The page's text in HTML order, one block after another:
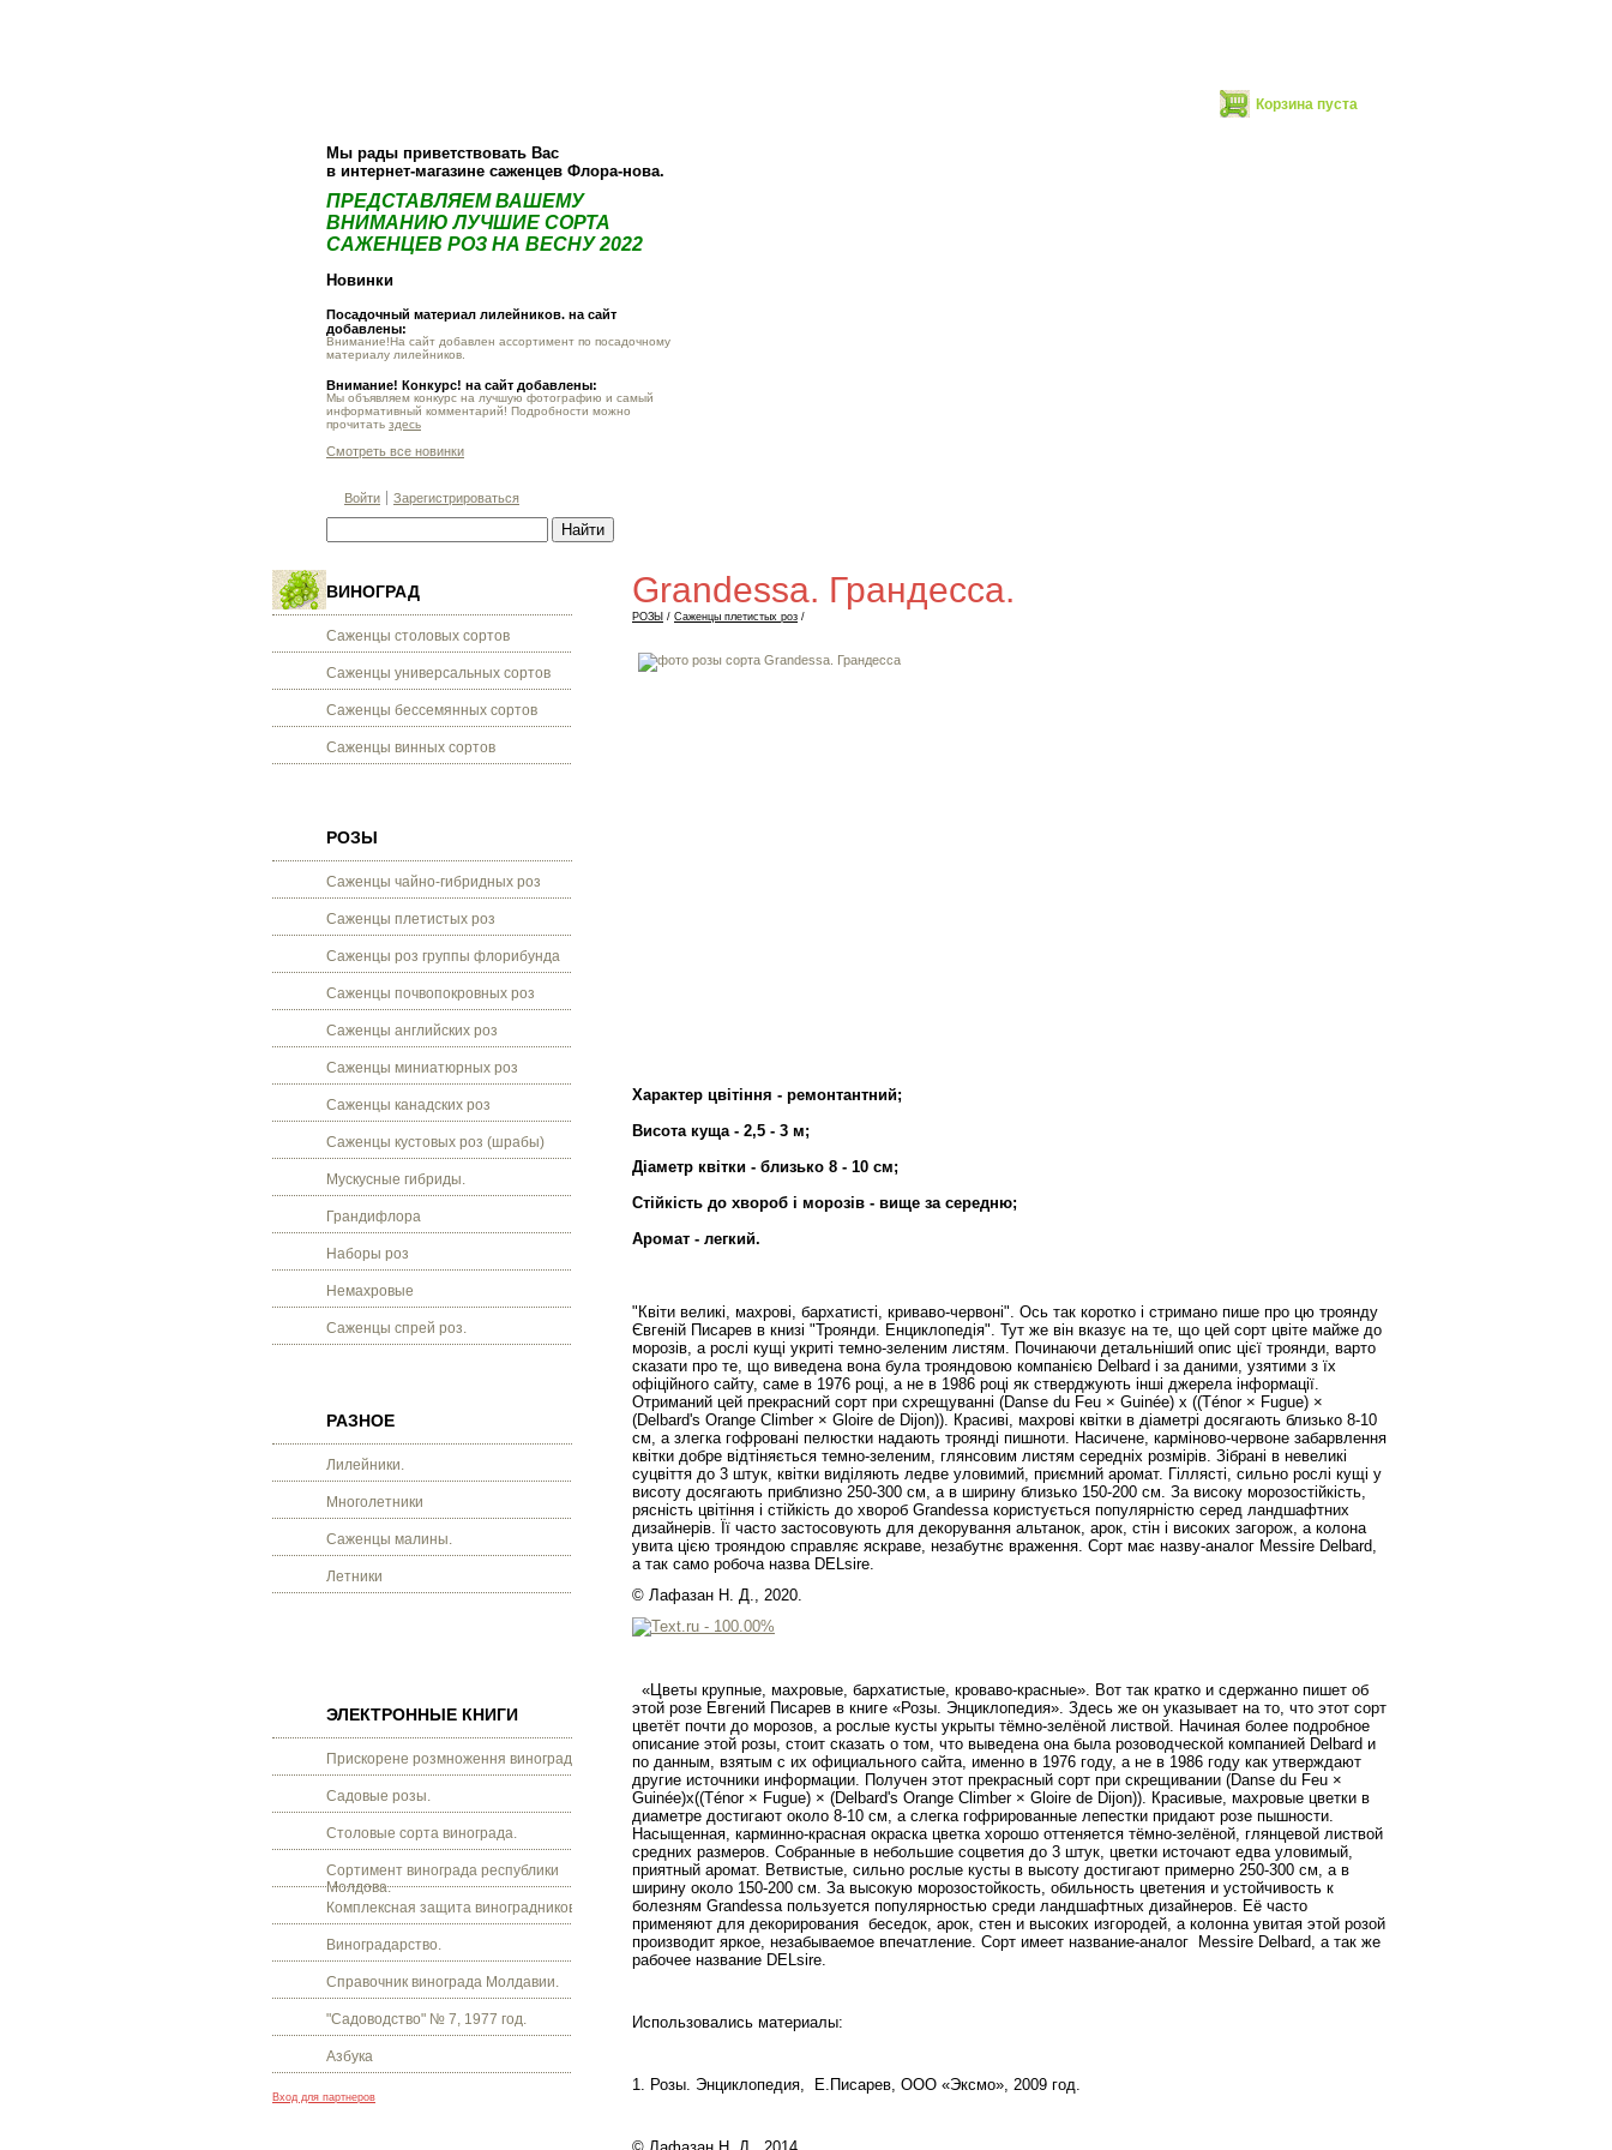
Корзина пуста
Мы рады приветствовать Вас
в интернет-магазине саженцев Флора-нова.
ПРЕДСТАВЛЯЕМ ВАШЕМУ
ВНИМАНИЮ ЛУЧШИЕ СОРТА
САЖЕНЦЕВ РОЗ НА ВЕСНУ 2022
Новинки
Посадочный материал лилейников. на сайт
добавлены:
Внимание!На сайт добавлен ассортимент по посадочному
материалу лилейников.
Внимание! Конкурс! на сайт добавлены:
Мы объявляем конкурс на лучшую фотографию и самый
информативный комментарий! Подробности можно
прочитать здесь
Смотреть все новинки
Войти Зарегистрироваться
ВИНОГРАД
Саженцы столовых сортов
Саженцы универсальных сортов
Саженцы бессемянных сортов
Саженцы винных сортов
РОЗЫ
Саженцы чайно-гибридных роз
Саженцы плетистых роз
Саженцы роз группы флорибунда
Саженцы почвопокровных роз
Саженцы английских роз
Саженцы миниатюрных роз
Саженцы канадских роз
Саженцы кустовых роз (шрабы)
Мускусные гибриды.
Грандифлора
Наборы роз
Немахровые
Саженцы спрей роз.
РАЗНОЕ
Лилейники.
Многолетники
Саженцы малины.
Летники
ЭЛЕКТРОННЫЕ КНИГИ
Прискорене розмноження винограду.
Садовые розы.
Столовые сорта винограда.
Сортимент винограда республики
Молдова.
Комплексная защита виноградников.
Виноградарство.
Справочник винограда Молдавии.
"Садоводство" № 7, 1977 год.
Азбука
Вход для партнеров
Grandessa. Грандесса.
РОЗЫ / Саженцы плетистых роз /
Характер цвітіння - ремонтантний;
Висота куща - 2,5 - 3 м;
Діаметр квітки - близько 8 - 10 см;
Стійкість до хвороб і морозів - вище за середню;
Аромат - легкий.
"Квіти великі, махрові, бархатисті, криваво-червоні". Ось так коротко і стримано пише про цю троянду
Євгеній Писарев в книзі "Троянди. Енциклопедія". Тут же він вказує на те, що цей сорт цвіте майже до
морозів, а рослі кущі укриті темно-зеленим листям. Починаючи детальніший опис цієї троянди, варто
сказати про те, що виведена вона була трояндовою компанією Delbard і за даними, узятими з їх
офіційного сайту, саме в 1976 році, а не в 1986 році як стверджують інші джерела інформації.
Отриманий цей прекрасний сорт при схрещуванні (Danse du Feu × Guinée) х ((Ténor × Fugue) ×
(Delbard's Orange Climber × Gloire de Dijon)). Красиві, махрові квітки в діаметрі досягають близько 8-10
см, а злегка гофровані пелюстки надають троянді пишноти. Насичене, карміново-червоне забарвлення
квітки добре відтіняється темно-зеленим, глянсовим листям середніх розмірів. Зібрані в невеликі
суцвіття до 3 штук, квітки виділяють ледве уловимий, приємний аромат. Гіллясті, сильно рослі кущі у
висоту досягають приблизно 250-300 см, а в ширину близько 150-200 см. За високу морозостійкість,
рясність цвітіння і стійкість до хвороб Grandessa користується популярністю серед ландшафтних
дизайнерів. Її часто застосовують для декорування альтанок, арок, стін і високих загорож, а колона
увита цією трояндою справляє яскраве, незабутнє враження. Сорт має назву-аналог Messire Delbard,
а так само робоча назва DELsire.
© Лафазан Н. Д., 2020.
«Цветы крупные, махровые, бархатистые, кроваво-красные». Вот так кратко и сдержанно пишет об
этой розе Евгений Писарев в книге «Розы. Энциклопедия». Здесь же он указывает на то, что этот сорт
цветёт почти до морозов, а рослые кусты укрыты тёмно-зелёной листвой. Начиная более подробное
описание этой розы, стоит сказать о том, что выведена она была розоводческой компанией Delbard и
по данным, взятым с их официального сайта, именно в 1976 году, а не в 1986 году как утверждают
другие источники информации. Получен этот прекрасный сорт при скрещивании (Danse du Feu ×
Guinée)х((Ténor × Fugue) × (Delbard's Orange Climber × Gloire de Dijon)). Красивые, махровые цветки в
диаметре достигают около 8-10 см, а слегка гофрированные лепестки придают розе пышности.
Насыщенная, карминно-красная окраска цветка хорошо оттеняется тёмно-зелёной, глянцевой листвой
средних размеров. Собранные в небольшие соцветия до 3 штук, цветки источают едва уловимый,
приятный аромат. Ветвистые, сильно рослые кусты в высоту достигают примерно 250-300 см, а в
ширину около 150-200 см. За высокую морозостойкость, обильность цветения и устойчивость к
болезням Grandessa пользуется популярностью среди ландшафтных дизайнеров. Её часто
применяют для декорирования беседок, арок, стен и высоких изгородей, а колонна увитая этой розой
производит яркое, незабываемое впечатление. Сорт имеет название-аналог
Messire Delbard, а так же
рабочее название DELsire.
Использовались материалы:
1. Розы. Энциклопедия, Е.Писарев, OOO «Эксмо», 2009 год.